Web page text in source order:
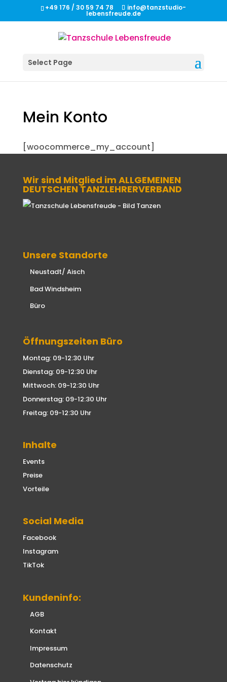
+49 176 / 30 59 74 78 info@tanzstudio-
lebensfreude.de
Select Page
Mein Konto
[woocommerce_my_account]
Wir sind Mitglied im ALLGEMEINEN
DEUTSCHEN TANZLEHRERVERBAND
Unsere Standorte
Neustadt/ Aisch
Bad Windsheim
Büro
Öffnungszeiten Büro
Montag: 09-12:30 Uhr
Dienstag: 09-12:30 Uhr
Mittwoch: 09-12:30 Uhr
Donnerstag: 09-12:30 Uhr
Freitag: 09-12:30 Uhr
Inhalte
Events
Preise
Vorteile
Social Media
Facebook
Instagram
TikTok
Kundeninfo:
AGB
Kontakt
Impressum
Datenschutz